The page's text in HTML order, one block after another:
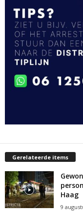
Gerelateerde items
Haag
9